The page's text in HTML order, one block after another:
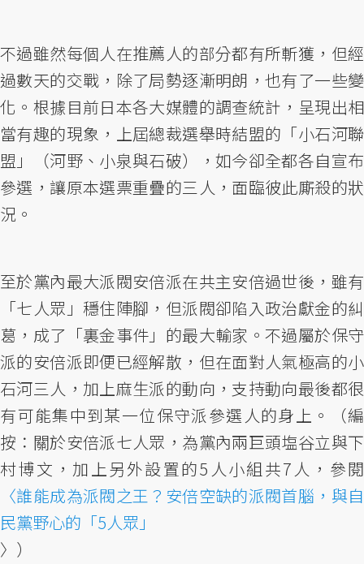
不過雖然每個人在推薦人的部分都有所斬獲，但經
過數天的交戰，除了局勢逐漸明朗，也有了一些變
化。根據目前日本各大媒體的調查統計，呈現出相
當有趣的現象，上屆總裁選舉時結盟的「小石河聯
盟」（河野、小泉與石破），如今卻全都各自宣布
參選，讓原本選票重疊的三人，面臨彼此廝殺的狀
況。
至於黨內最大派閥安倍派在共主安倍過世後，雖有
「七人眾」穩住陣腳，但派閥卻陷入政治獻金的糾
葛，成了「裏金事件」的最大輸家。不過屬於保守
派的安倍派即便已經解散，但在面對人氣極高的小
石河三人，加上麻生派的動向，支持動向最後都很
有可能集中到某一位保守派參選人的身上。（編
按：關於安倍派七人眾，為黨內兩巨頭塩谷立與下
村博文，加上另外設置的5人小組共7人，參閱
〈誰能成為派閥之王？安倍空缺的派閥首腦，與自
民黨野心的「5人眾」
〉）